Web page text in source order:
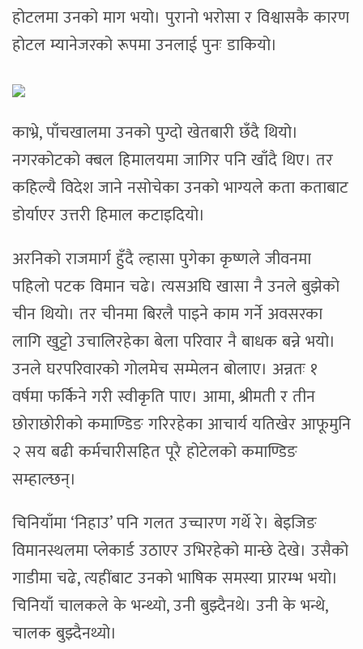
होटलमा उनको माग भयो। पुरानो भरोसा र विश्वासकै कारण
होटल म्यानेजरको रूपमा उनलाई पुनः डाकियो।
काभ्रे, पाँचखालमा उनको पुग्दो खेतबारी छँदै थियो।
नगरकोटको क्बल हिमालयमा जागिर पनि खाँदै थिए। तर
कहिल्यै विदेश जाने नसोचेका उनको भाग्यले कता कताबाट
डोर्याएर उत्तरी हिमाल कटाइदियो।
अरनिको राजमार्ग हुँदै ल्हासा पुगेका कृष्णले जीवनमा
पहिलो पटक विमान चढे। त्यसअघि खासा नै उनले बुझेको
चीन थियो। तर चीनमा बिरलै पाइने काम गर्ने अवसरका
लागि खुट्टो उचालिरहेका बेला परिवार नै बाधक बन्ने भयो।
उनले घरपरिवारको गोलमेच सम्मेलन बोलाए। अन्नतः १
वर्षमा फर्किने गरी स्वीकृति पाए। आमा, श्रीमती र तीन
छोराछोरीको कमाण्डिङ गरिरहेका आचार्य यतिखेर आफूमुनि
२ सय बढी कर्मचारीसहित पूरै होटेलको कमाण्डिङ
सम्हाल्छन्।
चिनियाँमा ‘निहाउ’ पनि गलत उच्चारण गर्थे रे। बेइजिङ
विमानस्थलमा प्लेकार्ड उठाएर उभिरहेको मान्छे देखे। उसैको
गाडीमा चढे, त्यहींबाट उनको भाषिक समस्या प्रारम्भ भयो।
चिनियाँ चालकले के भन्थ्यो, उनी बुझ्दैनथे। उनी के भन्थे,
चालक बुझ्दैनथ्यो।